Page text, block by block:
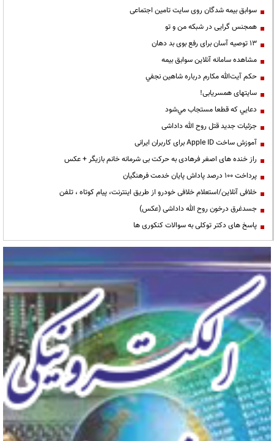
سوابق بیمه شدگان روی سایت تامین اجتماعی
همجنس گرایی در شبکه من و تو
13 توصیه آسان برای رفع بوی بد دهان
مشاهده سامانه آنلاين سوابق بیمه
حكم آيت‌الله مكارم درباره شاهين نجفي
سایتهای همسریابی!
دعايي كه قطعا مستجاب مي‌شود
جزئیات جدید قتل روح الله داداشی
آموزش ساخت Apple ID برای کاربران ایرانی
راز خنده های اصغر فرهادی به حرکت بی شرمانه خانم بازیگر + عکس
پرداخت ۱۰۰ درصد پاداش پایان خدمت فرهنگیان
خلافی آنلاین/استعلام خلافی خودرو از طریق اینترنت، پیام کوتاه ، تلفن
جسدغرق درخون روح الله داداشی (عکس)
پاسخ های دکتر توکلی به سوالات کنکوری ها